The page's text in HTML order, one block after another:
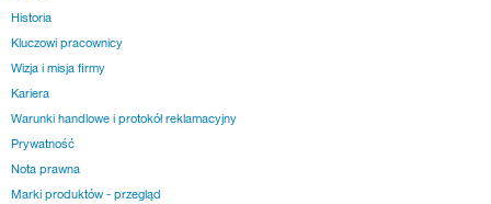
Historia
Kluczowi pracownicy
Wizja i misja firmy
Kariera
Warunki handlowe i protokół reklamacyjny
Prywatność
Nota prawna
Marki produktów - przegląd